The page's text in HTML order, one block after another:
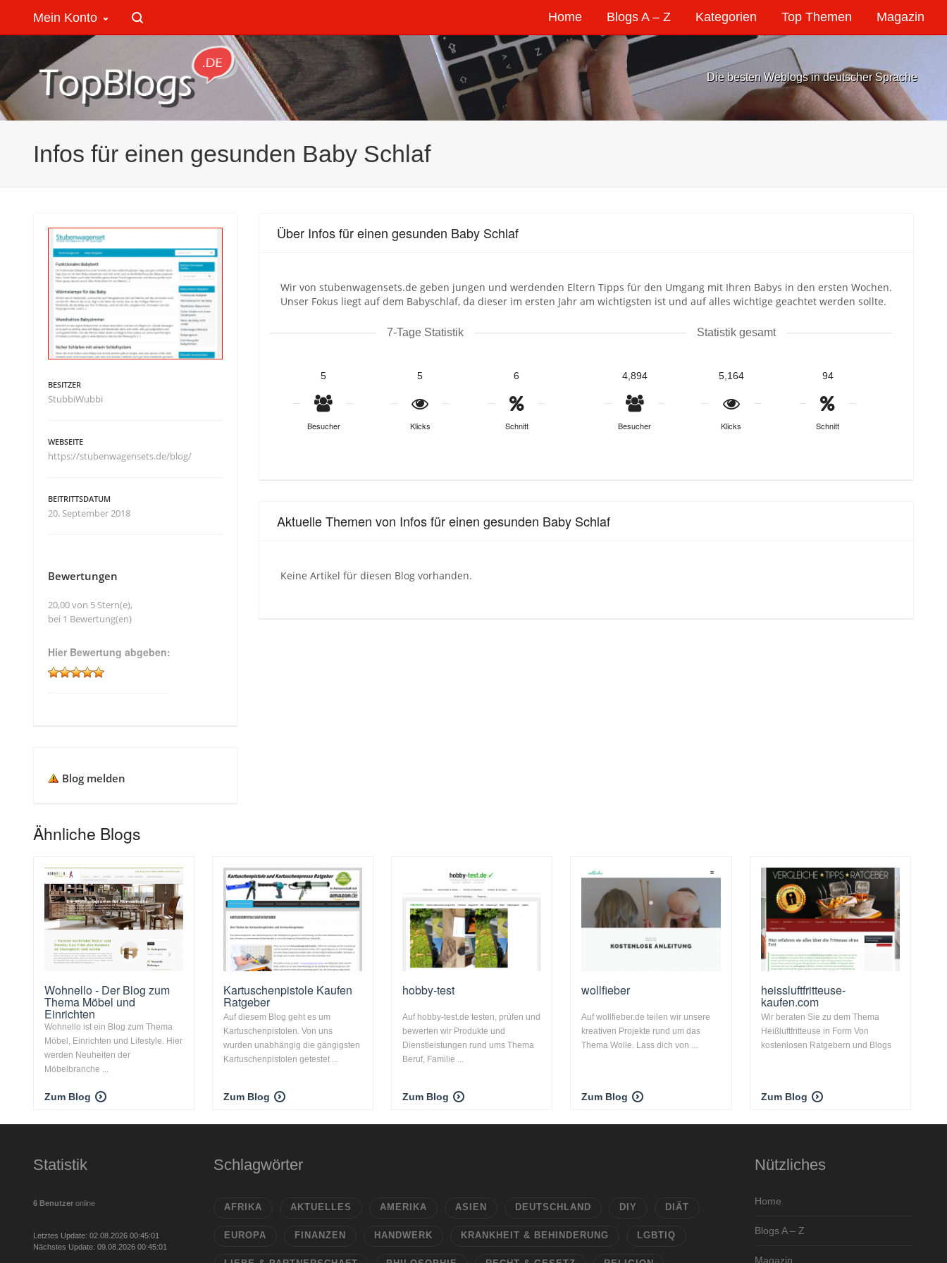
Home Blogs A – Z Kategorien Top Themen Magazin
Mein Konto
Die besten Weblogs in deutscher Sprache
Infos für einen gesunden Baby Schlaf
Über Infos für einen gesunden Baby Schlaf
Wir von stubenwagensets.de geben jungen und werdenden Eltern Tipps für den Umgang mit Ihren Babys in den ersten Wochen.
Unser Fokus liegt auf dem Babyschlaf, da dieser im ersten Jahr am wichtigsten ist und auf alles wichtige geachtet werden sollte.
7-Tage Statistik
5
Besucher
5
Klicks
6
Schnitt
Statistik gesamt
4,894
Besucher
5,164
Klicks
94
Schnitt
Aktuelle Themen von Infos für einen gesunden Baby Schlaf
Keine Artikel für diesen Blog vorhanden.
BESITZER
StubbiWubbi
WEBSEITE
https://stubenwagensets.de/blog/
BEITRITTSDATUM
20. September 2018
Bewertungen
20,00 von 5 Stern(e),
bei 1 Bewertung(en)
Hier Bewertung abgeben:
Blog melden
Ähnliche Blogs
Wohnello - Der Blog zum
Thema Möbel und
Einrichten
Wohnello ist ein Blog zum Thema
Möbel, Einrichten und Lifestyle. Hier
werden Neuheiten der
Möbelbranche ...
Zum Blog
Kartuschenpistole Kaufen
Ratgeber
Auf diesem Blog geht es um
Kartuschenpistolen. Von uns
wurden unabhängig die gängigsten
Kartuschenpistolen getestet ...
Zum Blog
hobby-test
Auf hobby-test.de testen, prüfen und
bewerten wir Produkte und
Dienstleistungen rund ums Thema
Beruf, Familie ...
Zum Blog
wollfieber
Auf wollfieber.de teilen wir unsere
kreativen Projekte rund um das
Thema Wolle. Lass dich von ...
Zum Blog
heissluftfritteuse-
kaufen.com
Wir beraten Sie zu dem Thema
Heißluftfritteuse in Form Von
kostenlosen Ratgebern und Blogs
Zum Blog
Statistik
6 Benutzer online
Letztes Update: 02.08.2026 00:45:01
Nächstes Update: 09.08.2026 00:45:01
Schlagwörter
AFRIKA AKTUELLES AMERIKA ASIEN DEUTSCHLAND DIY DIÄT
EUROPA FINANZEN HANDWERK KRANKHEIT & BEHINDERUNG LGBTIQ
Nützliches
Home
Blogs A – Z
Magazin